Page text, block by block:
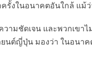
งในอนาคตอันใกล้ แม้
ามชัดเจน และพวกเข
นต์ญี่ปุ่น มองว่า ในอนา